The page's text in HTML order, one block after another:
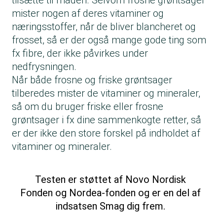
mister nogen af deres vitaminer og
næringsstoffer, når de bliver blancheret og
frosset, så er der også mange gode ting som
fx fibre, der ikke påvirkes under
nedfrysningen.
Når både frosne og friske grøntsager
tilberedes mister de vitaminer og mineraler,
så om du bruger friske eller frosne
grøntsager i fx dine sammenkogte retter, så
er der ikke den store forskel på indholdet af
vitaminer og mineraler.
Testen er støttet af Novo Nordisk
Fonden og Nordea-fonden og er en del af
indsatsen Smag dig frem.